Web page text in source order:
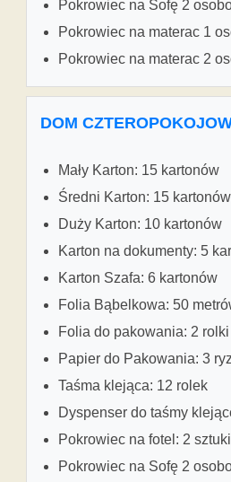
Pokrowiec na Sofę 2
Pokrowiec na materac 1
Pokrowiec na materac 2
DOM
Mały Karton: 15 kartonów
Średni Karton: 15 kartonów
Duży Karton: 10 kartonów
Karton na dokumenty: 5
Karton Szafa: 6 kartonów
Folia Bąbelkowa: 50
Folia do pakowania: 2 rolki
Papier do Pakowania: 3
Taśma klejąca: 12 rolek
Dyspenser do taśmy
Pokrowiec na fotel: 2 sztuki
Pokrowiec na Sofę 2